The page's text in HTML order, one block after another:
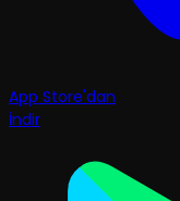
App Store'dan
İndir